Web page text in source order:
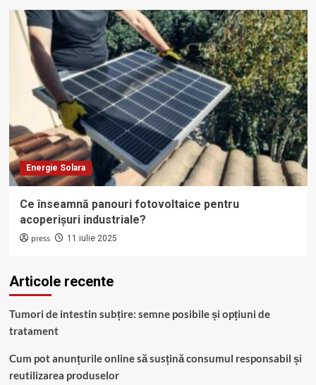
Energie Solara
Ce înseamnă panouri fotovoltaice pentru
acoperișuri industriale?
press 11 iulie 2025
Articole recente
Tumori de intestin subțire: semne posibile și opțiuni de
tratament
Cum pot anunțurile online să susțină consumul responsabil și
reutilizarea produselor